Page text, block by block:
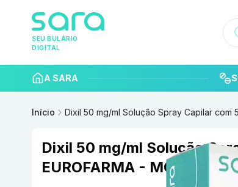
SEU BULÁRIO
DIGITAL
A SARA
Início Dixil 50 mg/ml Solução Spray Capilar com
Dixil 50 mg/ml Solução
EUROFARMA - MOMENTA